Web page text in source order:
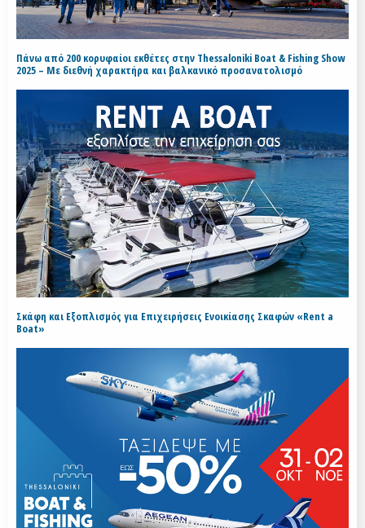
Πάνω από 200 κορυφαίοι εκθέτες στην Thessaloniki Boat & Fishing Show
2025 – Με διεθνή χαρακτήρα και βαλκανικό προσανατολισμό
Σκάφη και Εξοπλισμός για Επιχειρήσεις Ενοικίασης Σκαφών «Rent a
Boat»